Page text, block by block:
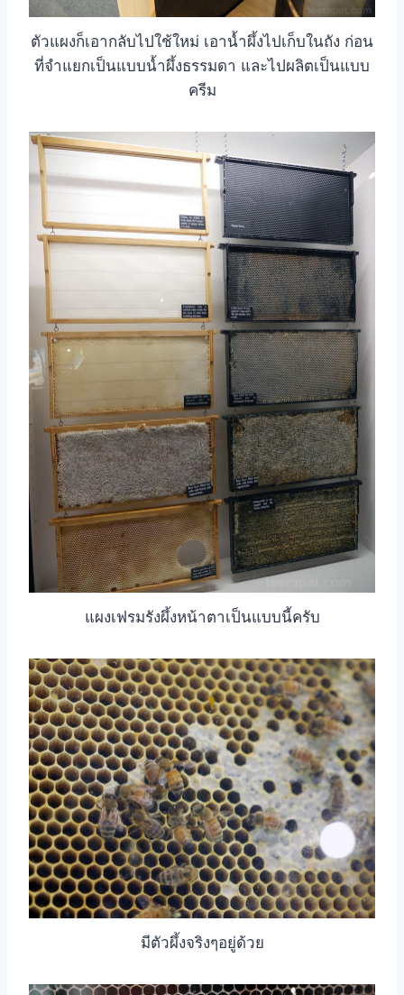
ตัวแผงก็เอากลับไปใช้ใหม่ เอาน้ำผึ้งไปเก็บในถัง ก่อน
ที่จำแยกเป็นแบบน้ำผึ้งธรรมดา และไปผลิตเป็นแบบ
ครีม
แผงเฟรมรังผึ้งหน้าตาเป็นแบบนี้ครับ
มีตัวผึ้งจริงๆอยู่ด้วย